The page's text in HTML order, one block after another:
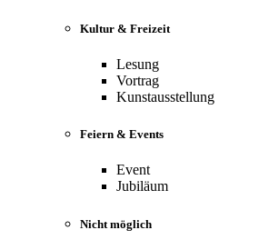
Kultur & Freizeit
Lesung
Vortrag
Kunstausstellung
Feiern & Events
Event
Jubiläum
Nicht möglich